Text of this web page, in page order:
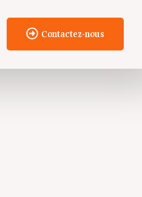
Contactez-nous